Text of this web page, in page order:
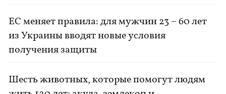
ЕС меняет правила: для мужчин 23 – 60 лет
из Украины вводят новые условия
получения защиты
Шесть животных, которые помогут людям